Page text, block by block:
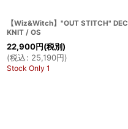
【Wiz&Witch】"OUT STITCH"
KNIT / OS
22,900円(税別)
(税込: 25,190円)
Stock Only 1